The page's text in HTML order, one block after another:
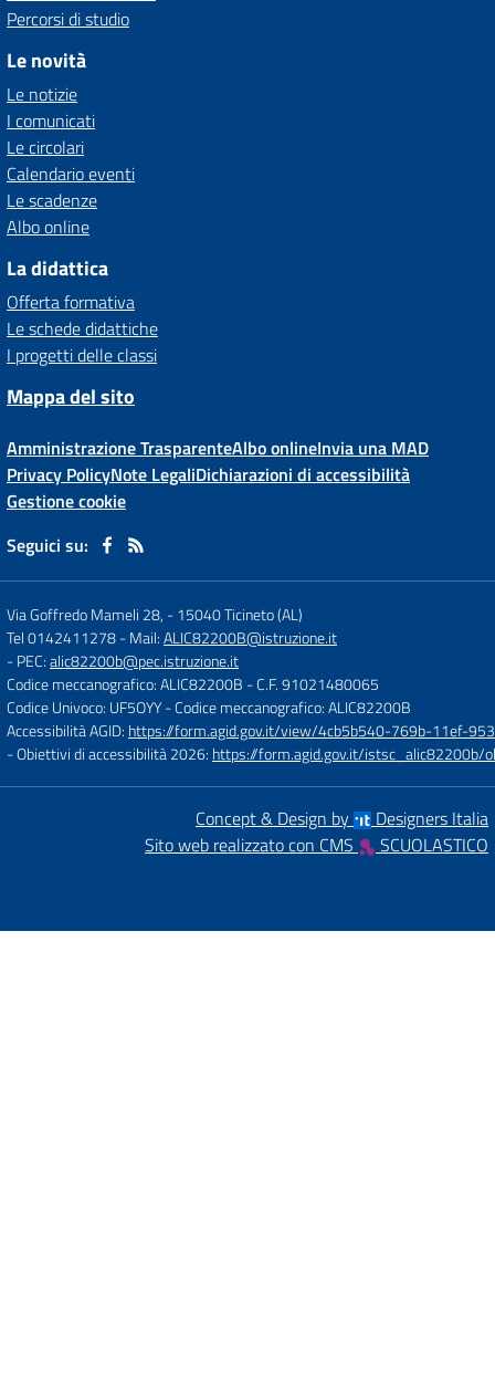
Percorsi di studio
Le novità
Le notizie
I comunicati
Le circolari
Calendario eventi
Le scadenze
Albo online
La didattica
Offerta formativa
Le schede didattiche
I progetti delle classi
Mappa del sito
Amministrazione TrasparenteAlbo onlineInvia una MAD
Privacy PolicyNote LegaliDichiarazioni di accessibilità
Gestione cookie
Seguici su:
Via Goffredo Mameli 28, -15040 Ticineto (AL)
Tel 0142411278- Mail:ALIC82200B@istruzione.it
- PEC:alic82200b@pec.istruzione.it
Codice meccanografico: ALIC82200B - C.F. 91021480065
Codice Univoco: UF5OYY- Codice meccanografico: ALIC82200B
Accessibilità AGID: https://form.agid.gov.it/view/4cb5b540-769b-11ef-
- Obiettivi di accessibilità 2026: https://form.agid.gov.it/
Concept & Design by
Designers Italia
Sito web realizzato con CMS
SCUOLASTICO